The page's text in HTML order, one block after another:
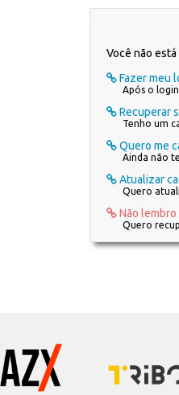
Você não
Fazer meu
Após o
Recuperar
Tenho um
Quero me
Ainda não
Atualizar
Quero
Não
Quero